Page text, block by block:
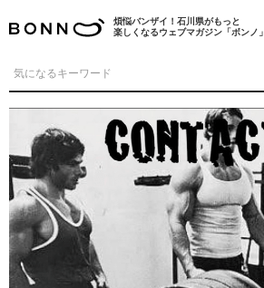
煩悩バンザイ！石川県がもっと
楽しくなるウェブマガジン「ボンノ」